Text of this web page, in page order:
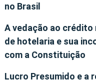
no Brasil
A vedação ao crédito
de hotelaria e sua
com a Constituição
Lucro Presumido e a